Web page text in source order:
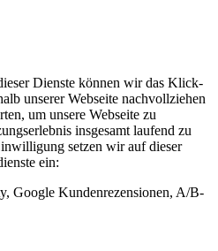
Dienste können wir das Klick-
unserer Webseite nachvollziehen
um unsere Webseite zu
insgesamt laufend zu
setzen wir auf dieser
ein:
Google Kundenrezensionen, A/B-